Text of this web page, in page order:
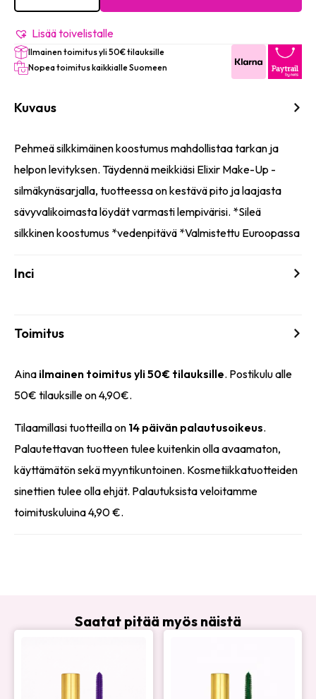
pencil
(Royal
Purple)
määrä
Lisää toivelistalle
Ilmainen toimitus yli 50€ tilauksille
Nopea toimitus kaikkialle Suomeen
Kuvaus
Pehmeä silkkimäinen koostumus mahdollistaa tarkan ja
helpon levityksen. Täydennä meikkiäsi Elixir Make-Up -
silmäkynäsarjalla, tuotteessa on kestävä pito ja laajasta
sävyvalikoimasta löydät varmasti lempivärisi. *Sileä
silkkinen koostumus *vedenpitävä *Valmistettu Euroopassa
Inci
Toimitus
Aina ilmainen toimitus yli 50€ tilauksille. Postikulu alle
50€ tilauksille on 4,90€.
Tilaamillasi tuotteilla on 14 päivän palautusoikeus.
Palautettavan tuotteen tulee kuitenkin olla avaamaton,
käyttämätön sekä myyntikuntoinen. Kosmetiikkatuotteiden
sinettien tulee olla ehjät. Palautuksista veloitamme
toimituskuluina 4,90 €.
Saatat pitää myös näistä